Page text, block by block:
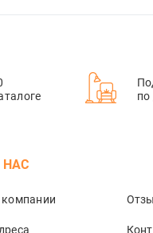
по
НАС